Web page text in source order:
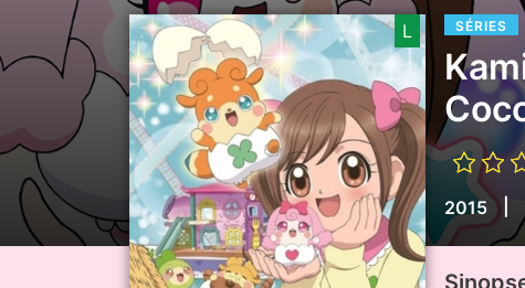
L SÉRIES
2015